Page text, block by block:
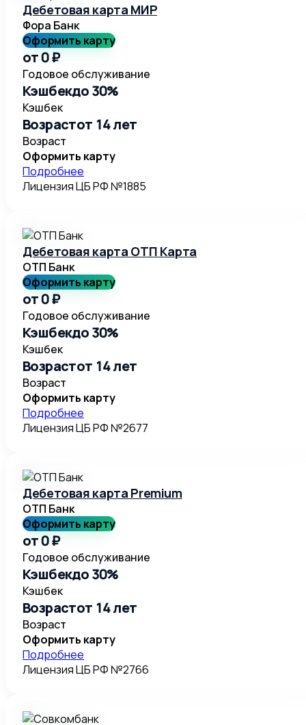
Дебетовая карта МИР
Фора Банк
Оформить карту
от 0 ₽
Годовое обслуживание
Кэшбекдо 30%
Кэшбек
Возрастот 14 лет
Возраст
Оформить карту
Подробнее
Лицензия ЦБ РФ №1885
Дебетовая карта ОТП Карта
ОТП Банк
Оформить карту
от 0 ₽
Годовое обслуживание
Кэшбекдо 30%
Кэшбек
Возрастот 14 лет
Возраст
Оформить карту
Подробнее
Лицензия ЦБ РФ №2677
Дебетовая карта Premium
ОТП Банк
Оформить карту
от 0 ₽
Годовое обслуживание
Кэшбекдо 30%
Кэшбек
Возрастот 14 лет
Возраст
Оформить карту
Подробнее
Лицензия ЦБ РФ №2766